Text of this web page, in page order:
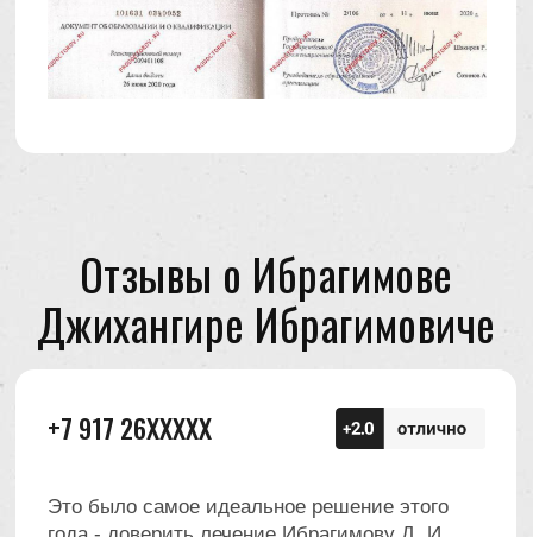
смогла довериться доктору и чувствовать
себя спокойно. На всём этапе лечения
Джахангир Ибрагимович подробно
рассказывал и показывал на снимках, что
происходит. Для меня это было очень важно
профессионалам.🤝 Рекомендую!
+7 987 28XXXXX
предлагали удаление и имплантацию.
Джахангир Ибрагимович взялся за эту работу.
терпеливый доктор. Я в восторге! Всем
советую.